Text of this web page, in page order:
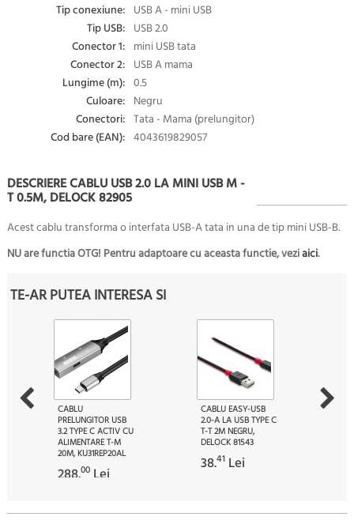
Tip conexiune: USB A - mini USB
Tip USB: USB 2.0
Conector 1: mini USB tata
Conector 2: USB A mama
Lungime (m): 0.5
Culoare: Negru
Conectori: Tata - Mama (prelungitor)
Cod bare (EAN): 4043619829057
DESCRIERE CABLU USB 2.0 LA MINI USB M -
T 0.5M, DELOCK 82905
Acest cablu transforma o interfata USB-A tata in una de tip mini USB-B.
NU are functia OTG! Pentru adaptoare cu aceasta functie, veziaici.
TE-AR PUTEA INTERESA SI
CABLU
PRELUNGITOR USB
3.2 TYPE C ACTIV CU
ALIMENTARE T-M
20M, KU31REP20AL
288.00 Lei
CABLU EASY-USB
2.0-A LA USB TYPE C
T-T 2M NEGRU,
DELOCK 81543
38.41 Lei